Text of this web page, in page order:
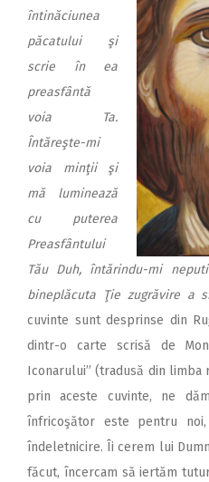
întinăciunea
păcatului şi
scrie în ea
preasfântă
voia Ta.
Întăreşte-mi
voia minţii şi
mă luminează
cu puterea
Preasfântului
Tău Duh, întărindu-mi
bineplăcuta Ţie zugrăvire a
cuvinte sunt desprinse din
dintr-o carte scrisă de
Iconarului” (tradusă din limba
prin aceste cuvinte, ne
înfricoşător este pentru
îndeletnicire. Îi cerem lui
făcut, încercam să iertăm